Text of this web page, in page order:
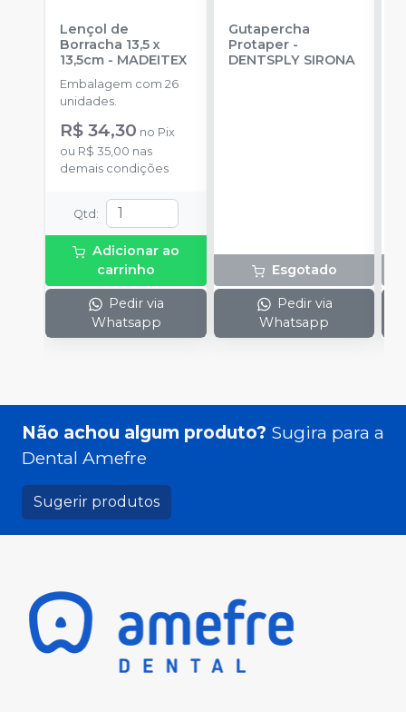
Lençol de
Borracha 13,5 x
13,5cm - MADEITEX
Embalagem com 26
unidades.
R$ 34,30 no Pix
ou R$ 35,00 nas
demais condições
Qtd :
Adicionar ao
carrinho
Pedir via
Whatsapp
Gutapercha
Protaper-
DENTSPLY SIRONA
Esgotado
Pedir via
Whatsapp
Não achou algum produto? Sugira para a
Dental Amefre
Sugerir produtos